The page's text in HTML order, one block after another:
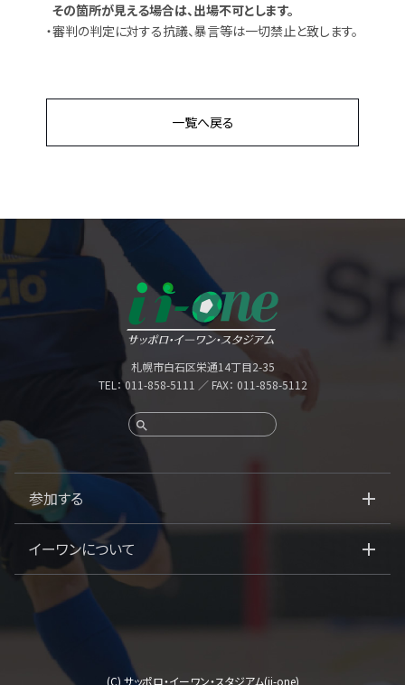
その箇所が見える場合は、出場不可とします。
・審判の判定に対する抗議、暴言等は一切禁止と致します。
一覧へ戻る
札幌市白石区栄通14丁目2-35
TEL：011-858-5111 ／ FAX： 011-858-5112
参加する
イーワンについて
(C) サッポロ・イーワン・スタジアム(ii-one)